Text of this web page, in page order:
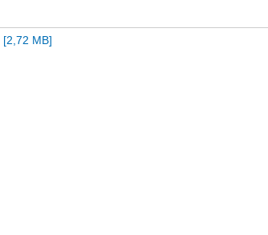
[2,72 MB]